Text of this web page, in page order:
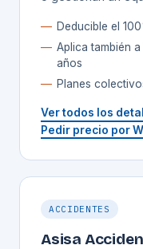
Deducible el
Aplica también
años
Planes
Ver todos los
Pedir precio por
ACCIDENTES
Asisa